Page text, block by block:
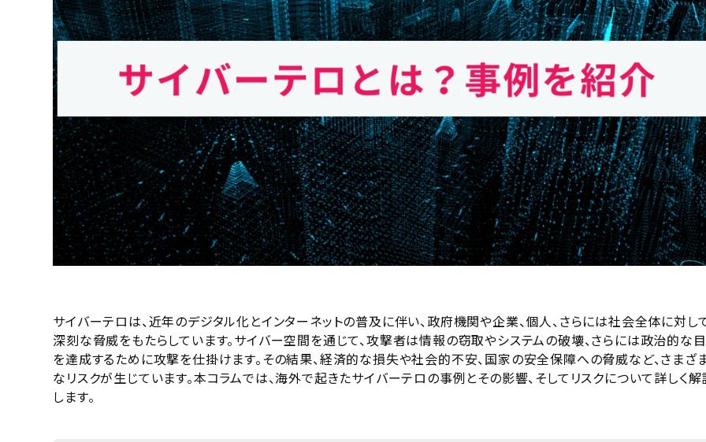
サイバーテロは、近年のデジタル化とインターネットの普及に伴い、政府機関や企業、個人、さらには社会全体に対し
深刻な脅威をもたらしています。サイバー空間を通じて、攻撃者は情報の窃取やシステムの破壊、さらには政治的な
を達成するために攻撃を仕掛けます。その結果、経済的な損失や社会的不安、国家の安全保障への脅威など、さまざ
なリスクが生じています。本コラムでは、海外で起きたサイバーテロの事例とその影響、そしてリスクについて詳しく解
します。